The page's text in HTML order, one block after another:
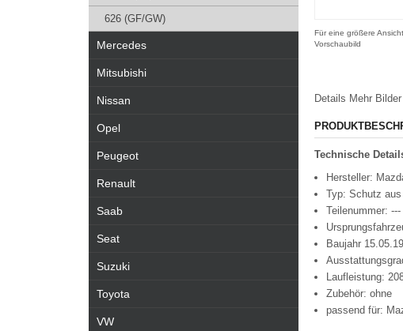
Für eine größere
Vorschaubild
Details Mehr Bilder
Technische
Hersteller:
Typ: Schutz
Teilenummer: ---
Baujahr
Laufleistung:
Zubehör: ohne
passend für:
626 (GF/GW)
Mercedes
Mitsubishi
Nissan
Opel
Peugeot
Renault
Saab
Seat
Suzuki
Toyota
VW